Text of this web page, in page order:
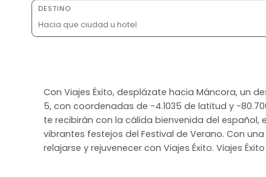
DESTINO
Con Viajes Éxito, desplázate hacia Máncora, un
5, con coordenadas de -4.1035 de latitud y -
te recibirán con la cálida bienvenida del español,
vibrantes festejos del Festival de Verano. Con
relajarse y rejuvenecer con Viajes Éxito. Viajes